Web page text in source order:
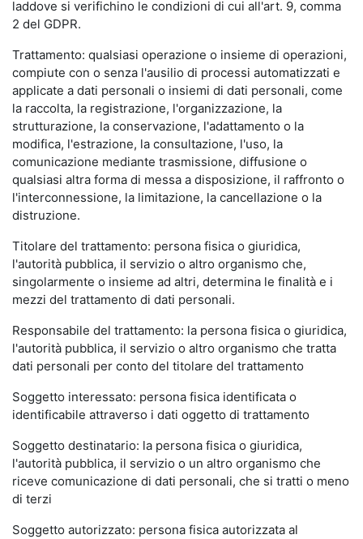
laddove si verifichino le condizioni di cui all'art. 9, comma
2 del GDPR.
Trattamento: qualsiasi operazione o insieme di operazioni,
compiute con o senza l'ausilio di processi automatizzati e
applicate a dati personali o insiemi di dati personali, come
la raccolta, la registrazione, l'organizzazione, la
strutturazione, la conservazione, l'adattamento o la
modifica, l'estrazione, la consultazione, l'uso, la
comunicazione mediante trasmissione, diffusione o
qualsiasi altra forma di messa a disposizione, il raffronto o
l'interconnessione, la limitazione, la cancellazione o la
distruzione.
Titolare del trattamento: persona fisica o giuridica,
l'autorità pubblica, il servizio o altro organismo che,
singolarmente o insieme ad altri, determina le finalità e i
mezzi del trattamento di dati personali.
Responsabile del trattamento: la persona fisica o giuridica,
l'autorità pubblica, il servizio o altro organismo che tratta
dati personali per conto del titolare del trattamento
Soggetto interessato: persona fisica identificata o
identificabile attraverso i dati oggetto di trattamento
Soggetto destinatario: la persona fisica o giuridica,
l'autorità pubblica, il servizio o un altro organismo che
riceve comunicazione di dati personali, che si tratti o meno
di terzi
Soggetto autorizzato: persona fisica autorizzata al